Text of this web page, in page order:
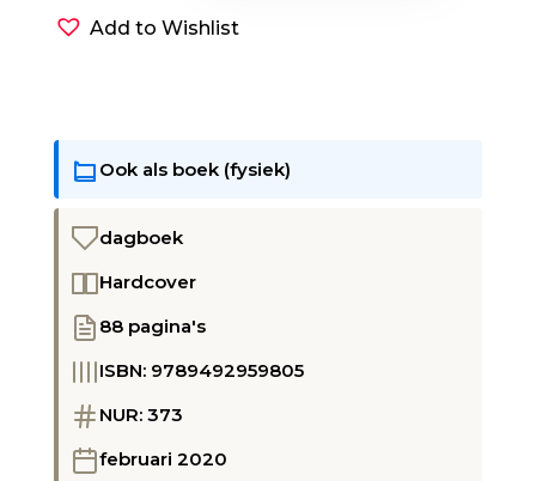
woorden
van
aantal
Add to Wishlist
Ook als boek (fysiek)
dagboek
Hardcover
88 pagina's
ISBN: 9789492959805
NUR: 373
februari 2020